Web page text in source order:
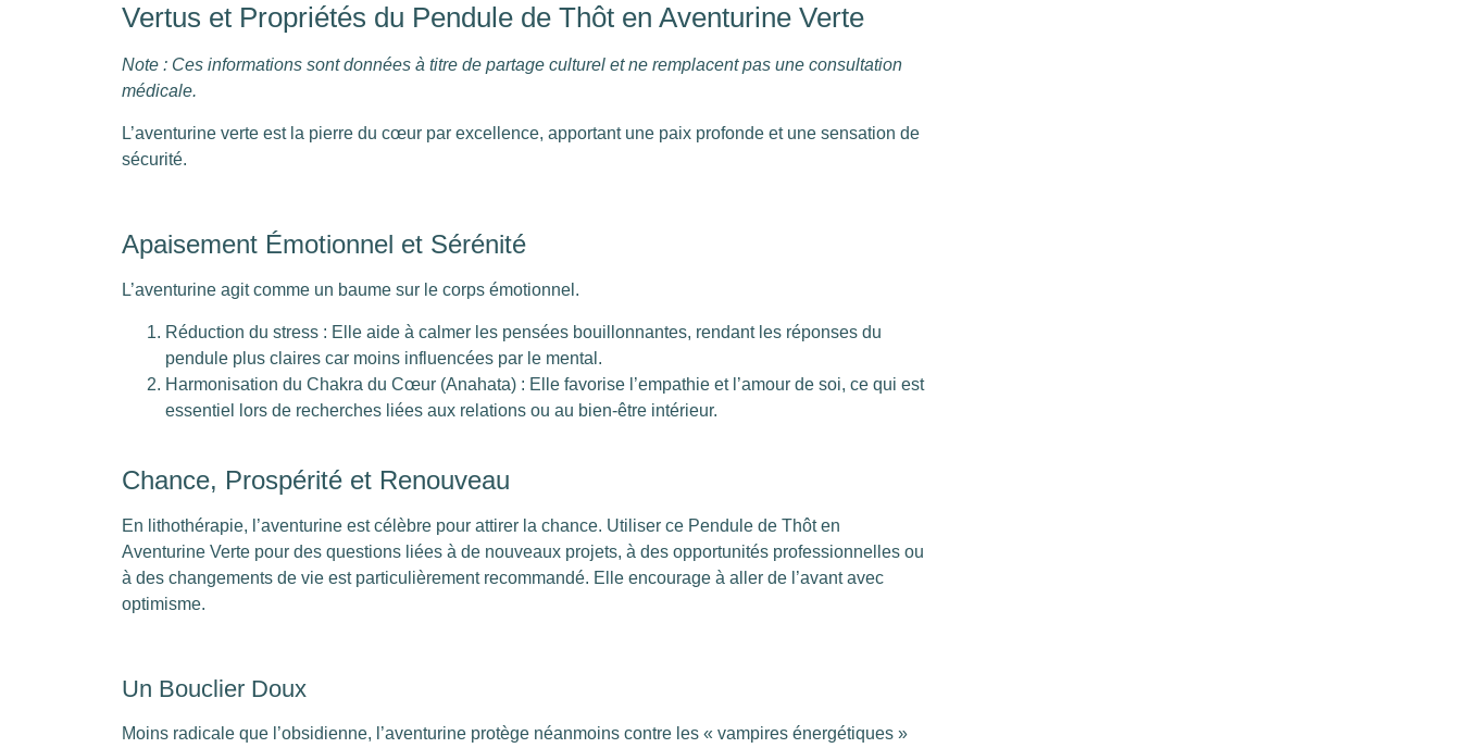
Vertus et Propriétés du Pendule de Thôt en Aventurine Verte
Note : Ces informations sont données à titre de partage culturel et ne remplacent pas une consultation
médicale.
L’aventurine verte est la pierre du cœur par excellence, apportant une paix profonde et une sensation de
sécurité.
Apaisement Émotionnel et Sérénité
L’aventurine agit comme un baume sur le corps émotionnel.
Réduction du stress : Elle aide à calmer les pensées bouillonnantes, rendant les réponses du
pendule plus claires car moins influencées par le mental.
Harmonisation du Chakra du Cœur (Anahata) : Elle favorise l’empathie et l’amour de soi, ce qui est
essentiel lors de recherches liées aux relations ou au bien-être intérieur.
Chance, Prospérité et Renouveau
En lithothérapie, l’aventurine est célèbre pour attirer la chance. Utiliser ce Pendule de Thôt en
Aventurine Verte pour des questions liées à de nouveaux projets, à des opportunités professionnelles ou
à des changements de vie est particulièrement recommandé. Elle encourage à aller de l’avant avec
optimisme.
Un Bouclier Doux
Moins radicale que l’obsidienne, l’aventurine protège néanmoins contre les « vampires énergétiques »